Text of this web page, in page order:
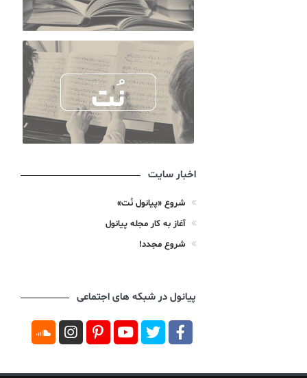
اخبار سایت
شروع «پیانول نُت»
آغاز به کار مجله پیانول
شروع مجدد!
پیانول در شبکه های اجتماعی